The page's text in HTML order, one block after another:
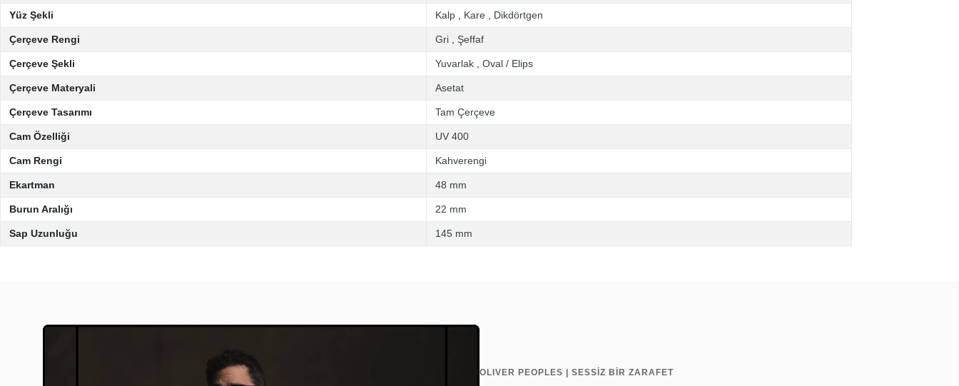
Yüz Şekli Kalp Kare Dikdörtgen
Çerçeve Rengi Gri Şeffaf
Çerçeve Şekli Yuvarlak Oval / Elips
Çerçeve Materyali Asetat
Çerçeve Tasarımı Tam Çerçeve
Cam Özelliği UV 400
Cam Rengi Kahverengi
Ekartman 48 mm
Burun Aralığı 22 mm
Sap Uzunluğu 145 mm
OLIVER PEOPLES | SESSİZ BİR ZARAFET